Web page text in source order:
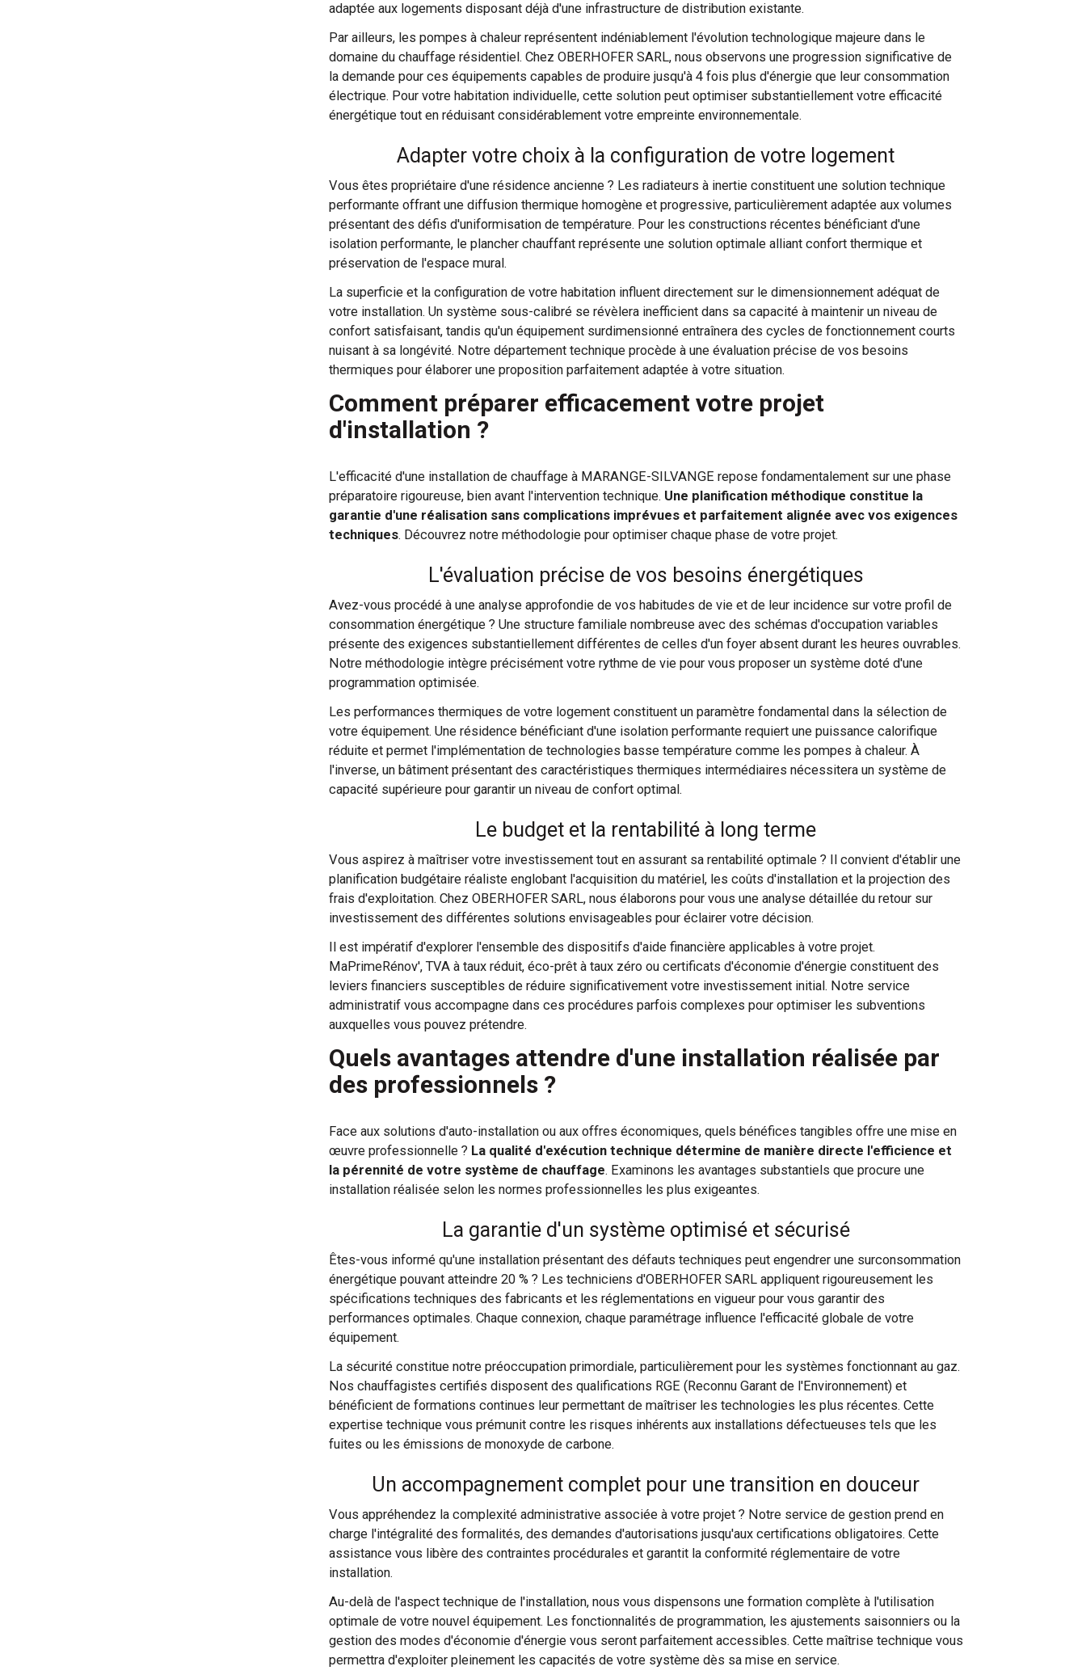
adaptée aux logements disposant déjà d'une infrastructure de distribution existante.
Par ailleurs, les pompes à chaleur représentent indéniablement l'évolution technologique majeure dans le
domaine du chauffage résidentiel. Chez OBERHOFER SARL, nous observons une progression significative de
la demande pour ces équipements capables de produire jusqu'à 4 fois plus d'énergie que leur consommation
électrique. Pour votre habitation individuelle, cette solution peut optimiser substantiellement votre efficacité
énergétique tout en réduisant considérablement votre empreinte environnementale.
Adapter votre choix à la configuration de votre logement
Vous êtes propriétaire d'une résidence ancienne ? Les radiateurs à inertie constituent une solution technique
performante offrant une diffusion thermique homogène et progressive, particulièrement adaptée aux volumes
présentant des défis d'uniformisation de température. Pour les constructions récentes bénéficiant d'une
isolation performante, le plancher chauffant représente une solution optimale alliant confort thermique et
préservation de l'espace mural.
La superficie et la configuration de votre habitation influent directement sur le dimensionnement adéquat de
votre installation. Un système sous-calibré se révèlera inefficient dans sa capacité à maintenir un niveau de
confort satisfaisant, tandis qu'un équipement surdimensionné entraînera des cycles de fonctionnement courts
nuisant à sa longévité. Notre département technique procède à une évaluation précise de vos besoins
thermiques pour élaborer une proposition parfaitement adaptée à votre situation.
Comment préparer efficacement votre projet
d'installation ?
L'efficacité d'une installation de chauffage à MARANGE-SILVANGE repose fondamentalement sur une phase
préparatoire rigoureuse, bien avant l'intervention technique. Une planification méthodique constitue la
garantie d'une réalisation sans complications imprévues et parfaitement alignée avec vos exigences
techniques. Découvrez notre méthodologie pour optimiser chaque phase de votre projet.
L'évaluation précise de vos besoins énergétiques
Avez-vous procédé à une analyse approfondie de vos habitudes de vie et de leur incidence sur votre profil de
consommation énergétique ? Une structure familiale nombreuse avec des schémas d'occupation variables
présente des exigences substantiellement différentes de celles d'un foyer absent durant les heures ouvrables.
Notre méthodologie intègre précisément votre rythme de vie pour vous proposer un système doté d'une
programmation optimisée.
Les performances thermiques de votre logement constituent un paramètre fondamental dans la sélection de
votre équipement. Une résidence bénéficiant d'une isolation performante requiert une puissance calorifique
réduite et permet l'implémentation de technologies basse température comme les pompes à chaleur. À
l'inverse, un bâtiment présentant des caractéristiques thermiques intermédiaires nécessitera un système de
capacité supérieure pour garantir un niveau de confort optimal.
Le budget et la rentabilité à long terme
Vous aspirez à maîtriser votre investissement tout en assurant sa rentabilité optimale ? Il convient d'établir une
planification budgétaire réaliste englobant l'acquisition du matériel, les coûts d'installation et la projection des
frais d'exploitation. Chez OBERHOFER SARL, nous élaborons pour vous une analyse détaillée du retour sur
investissement des différentes solutions envisageables pour éclairer votre décision.
Il est impératif d'explorer l'ensemble des dispositifs d'aide financière applicables à votre projet.
MaPrimeRénov', TVA à taux réduit, éco-prêt à taux zéro ou certificats d'économie d'énergie constituent des
leviers financiers susceptibles de réduire significativement votre investissement initial. Notre service
administratif vous accompagne dans ces procédures parfois complexes pour optimiser les subventions
auxquelles vous pouvez prétendre.
Quels avantages attendre d'une installation réalisée par
des professionnels ?
Face aux solutions d'auto-installation ou aux offres économiques, quels bénéfices tangibles offre une mise en
œuvre professionnelle ? La qualité d'exécution technique détermine de manière directe l'efficience et
la pérennité de votre système de chauffage. Examinons les avantages substantiels que procure une
installation réalisée selon les normes professionnelles les plus exigeantes.
La garantie d'un système optimisé et sécurisé
Êtes-vous informé qu'une installation présentant des défauts techniques peut engendrer une surconsommation
énergétique pouvant atteindre 20 % ? Les techniciens d'OBERHOFER SARL appliquent rigoureusement les
spécifications techniques des fabricants et les réglementations en vigueur pour vous garantir des
performances optimales. Chaque connexion, chaque paramétrage influence l'efficacité globale de votre
équipement.
La sécurité constitue notre préoccupation primordiale, particulièrement pour les systèmes fonctionnant au gaz.
Nos chauffagistes certifiés disposent des qualifications RGE (Reconnu Garant de l'Environnement) et
bénéficient de formations continues leur permettant de maîtriser les technologies les plus récentes. Cette
expertise technique vous prémunit contre les risques inhérents aux installations défectueuses tels que les
fuites ou les émissions de monoxyde de carbone.
Un accompagnement complet pour une transition en douceur
Vous appréhendez la complexité administrative associée à votre projet ? Notre service de gestion prend en
charge l'intégralité des formalités, des demandes d'autorisations jusqu'aux certifications obligatoires. Cette
assistance vous libère des contraintes procédurales et garantit la conformité réglementaire de votre
installation.
Au-delà de l'aspect technique de l'installation, nous vous dispensons une formation complète à l'utilisation
optimale de votre nouvel équipement. Les fonctionnalités de programmation, les ajustements saisonniers ou la
gestion des modes d'économie d'énergie vous seront parfaitement accessibles. Cette maîtrise technique vous
permettra d'exploiter pleinement les capacités de votre système dès sa mise en service.